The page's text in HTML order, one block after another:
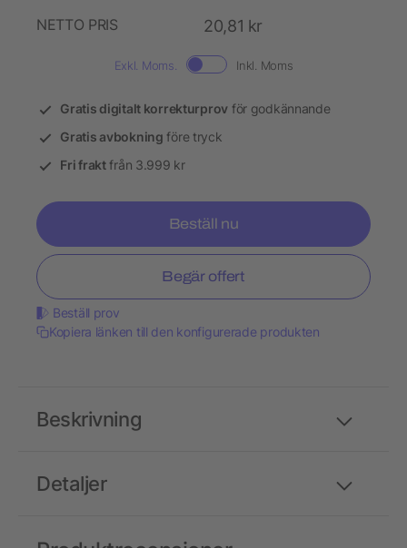
NETTO PRIS
20,81 kr
Exkl. Moms. Inkl. Moms
Gratis digitalt korrekturprov för godkännande
Gratis avbokning före tryck
Fri fraktfrån 3.999 kr
Beställ nu
Begär offert
Beställ prov
Kopiera länken till den konfigurerade produkten
Detaljer
Beskrivning